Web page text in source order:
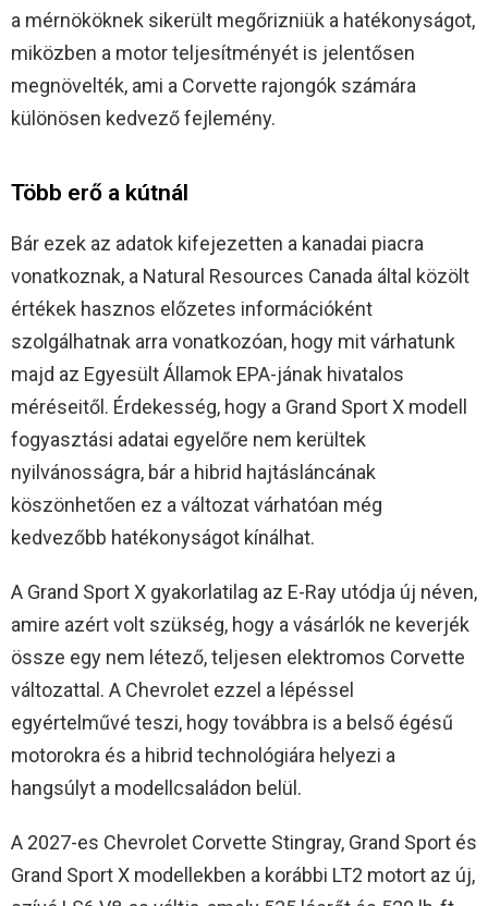
a mérnököknek sikerült megőrizniük a hatékonyságot,
miközben a motor teljesítményét is jelentősen
megnövelték, ami a Corvette rajongók számára
különösen kedvező fejlemény.
Több erő a kútnál
Bár ezek az adatok kifejezetten a kanadai piacra
vonatkoznak, a Natural Resources Canada által közölt
értékek hasznos előzetes információként
szolgálhatnak arra vonatkozóan, hogy mit várhatunk
majd az Egyesült Államok EPA-jának hivatalos
méréseitől. Érdekesség, hogy a Grand Sport X modell
fogyasztási adatai egyelőre nem kerültek
nyilvánosságra, bár a hibrid hajtásláncának
köszönhetően ez a változat várhatóan még
kedvezőbb hatékonyságot kínálhat.
A Grand Sport X gyakorlatilag az E-Ray utódja új néven,
amire azért volt szükség, hogy a vásárlók ne keverjék
össze egy nem létező, teljesen elektromos Corvette
változattal. A Chevrolet ezzel a lépéssel
egyértelművé teszi, hogy továbbra is a belső égésű
motorokra és a hibrid technológiára helyezi a
hangsúlyt a modellcsaládon belül.
A 2027-es Chevrolet Corvette Stingray, Grand Sport és
Grand Sport X modellekben a korábbi LT2 motort az új,